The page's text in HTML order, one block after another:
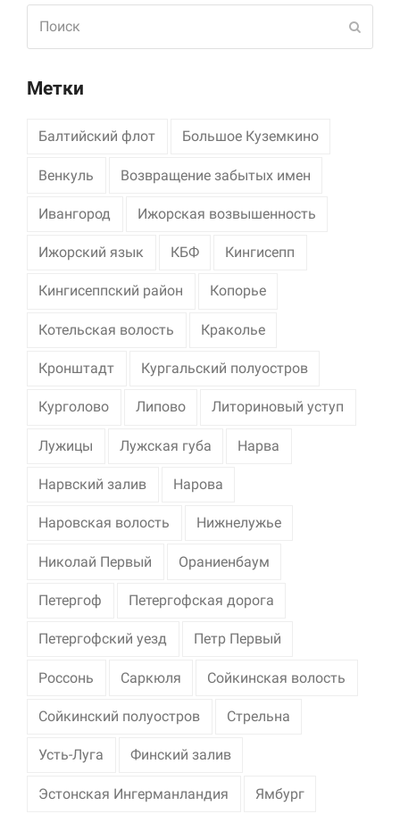
Метки
Балтийский флот Большое Куземкино
Венкуль Возвращение забытых имен
Ивангород Ижорская возвышенность
Ижорский язык КБФ Кингисепп
Кингисеппский район Копорье
Котельская волость Краколье
Кронштадт Кургальский полуостров
Курголово Липово Литориновый уступ
Лужицы Лужская губа Нарва
Нарвский залив Нарова
Наровская волость Нижнелужье
Николай Первый Ораниенбаум
Петергоф Петергофская дорога
Петергофский уезд Петр Первый
Россонь Саркюля Сойкинская волость
Сойкинский полуостров Стрельна
Усть-Луга Финский залив
Эстонская Ингерманландия Ямбург